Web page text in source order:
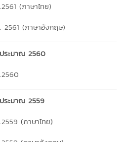
(ภาษาไทย)
2561 (ภาษาอังกฤษ)
ระมาณ 2560
ระมาณ 2559
(ภาษาไทย)